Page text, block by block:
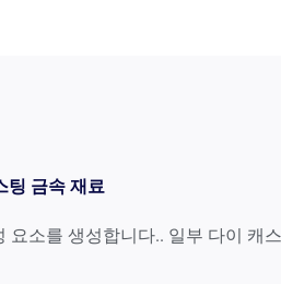
팅 금속 재료
소를 생성합니다.. 일부 다이 캐